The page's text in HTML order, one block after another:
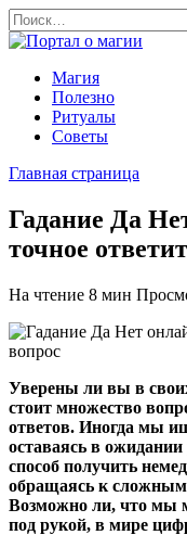
Перейти
к
содержанию
Search
for:
Магия
Полезно
Ритуалы
Советы
Главная страница
Гадание Да
точное
На чтение 8 мин
Уверены ли вы в
стоит множество
ответов. Иногда мы
оставаясь в
способ получить
обращаясь к сложным
Возможно ли, что мы
под рукой, в мире